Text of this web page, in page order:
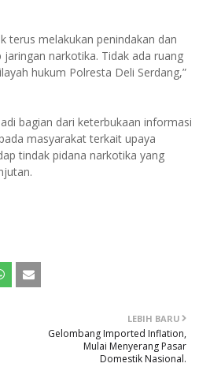
terus melakukan penindakan dan
narkotika. Tidak ada ruang
hukum Polresta Deli Serdang,”
bagian dari keterbukaan informasi
masyarakat terkait upaya
tindak pidana narkotika yang
LEBIH BARU
Gelombang Imported Inflation,
Mulai Menyerang Pasar
Domestik Nasional.